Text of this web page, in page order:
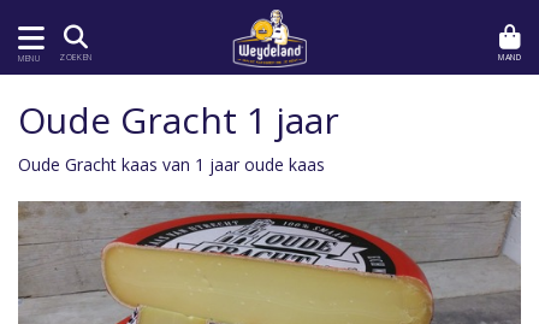
MENU ZOEKEN MAND
Oude Gracht 1 jaar
Oude Gracht kaas van 1 jaar oude kaas